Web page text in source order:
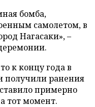
бомба,
самолетом, в
Нагасаки», –
к концу года в
получили ранения
примерно
тот момент.